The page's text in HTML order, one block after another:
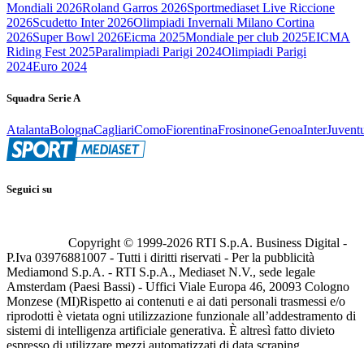
Mondiali 2026Roland Garros 2026Sportmediaset Live Riccione
2026Scudetto Inter 2026Olimpiadi Invernali Milano Cortina
2026Super Bowl 2026Eicma 2025Mondiale per club 2025EICMA
Riding Fest 2025Paralimpiadi Parigi 2024Olimpiadi Parigi
2024Euro 2024
Squadra Serie A
AtalantaBolognaCagliariComoFiorentinaFrosinoneGenoaInter
Seguici su
Copyright © 1999-2026 RTI S.p.A. Business Digital -
P.Iva 03976881007 - Tutti i diritti riservati - Per la pubblicità
Mediamond S.p.A. - RTI S.p.A., Mediaset N.V., sede legale
Amsterdam (Paesi Bassi) - Uffici Viale Europa 46, 20093 Cologno
Monzese (MI)Rispetto ai contenuti e ai dati personali trasmessi e/o
riprodotti è vietata ogni utilizzazione funzionale all’addestramento di
sistemi di intelligenza artificiale generativa. È altresì fatto divieto
espresso di utilizzare mezzi automatizzati di data scraping.